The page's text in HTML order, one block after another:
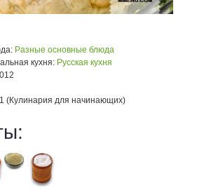
Разные основные блюда
кухня: Русская кухня
(Кулинария для начинающих)